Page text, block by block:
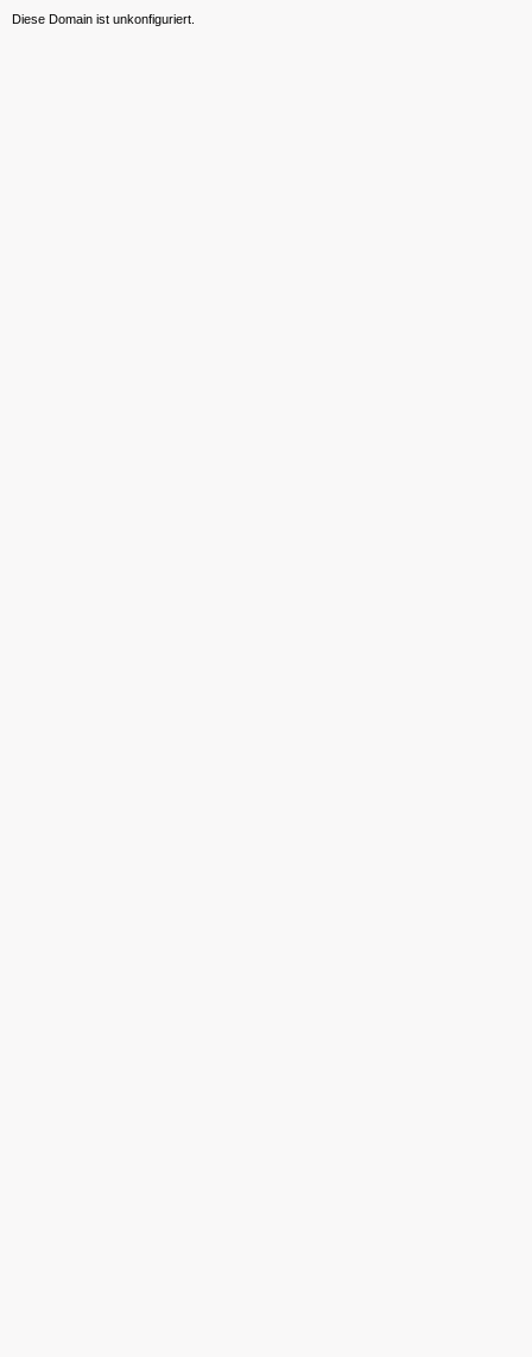
Diese Domain ist unkonfiguriert.